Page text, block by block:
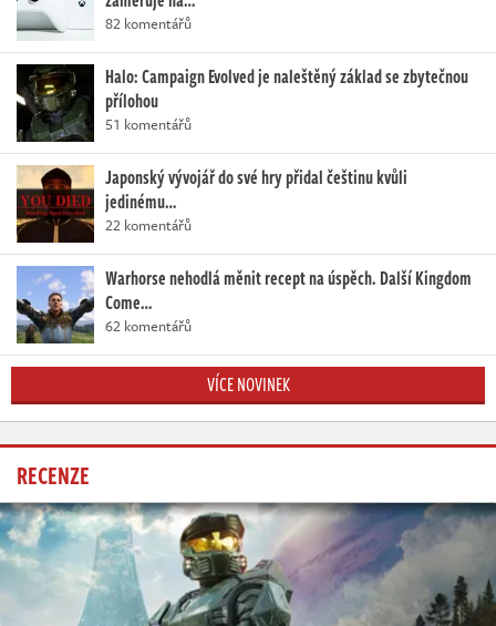
82 komentářů
Halo: Campaign Evolved je naleštěný základ se zbytečnou
přílohou
51 komentářů
Japonský vývojář do své hry přidal češtinu kvůli
jedinému…
22 komentářů
Warhorse nehodlá měnit recept na úspěch. Další Kingdom
Come…
62 komentářů
VÍCE NOVINEK
RECENZE